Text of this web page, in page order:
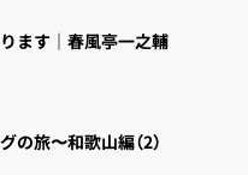
ます｜春風亭一之輔
の旅〜和歌山編（2）